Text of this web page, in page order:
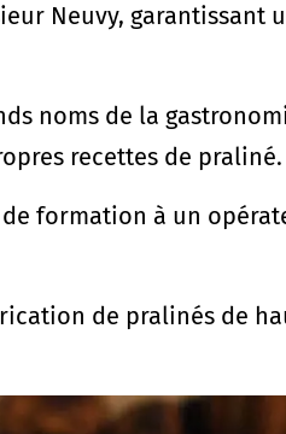
Neuvy, garantissant
noms de la
recettes de praliné.
formation à un
de pralinés de